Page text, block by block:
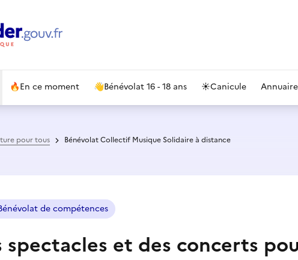
🔥En ce moment 👋Bénévolat 16 - 18 ans ☀️Canicule Annuaire
pour tous Bénévolat Collectif Musique Solidaire à distance
de compétences
spectacles et des concerts